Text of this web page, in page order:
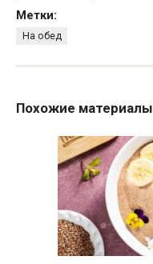
Метки:
На обед
Похожие материалы